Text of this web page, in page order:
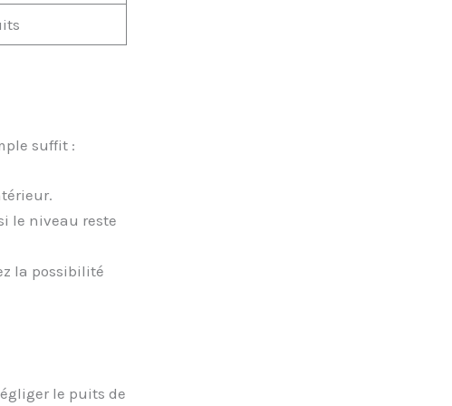
suffit :
le niveau reste
la possibilité
le puits de